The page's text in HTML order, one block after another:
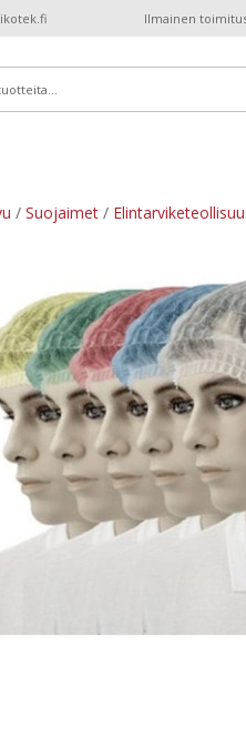
Ilmainen
/ Suojaimet/